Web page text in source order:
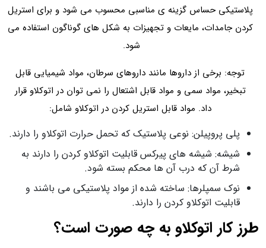
پلاستیکی حساس گزینه ی مناسبی محسوب می شود و برای استریل
کردن جامدات، مایعات و تجهیزات به شکل های گوناگون استفاده می
شود.
توجه: برخی از داروها مانند داروهای سرطان، مواد شیمیایی قابل
تبخیر، مواد سمی و مواد قابل اشتعال را نمی توان در اتوکلاو قرار
داد. مواد قابل استریل کردن در اتوکلاو شامل:
پلی پروپیلن: نوعی پلاستیک که تحمل حرارت اتوکلاو را دارند.
شیشه: شیشه های پیرکس قابلیت اتوکلاو کردن را دارند به
شرط آن که درب آن ها محکم بسته شود.
نوک سمپلرها: ساخته شده از مواد پلاستیکی می باشند و
قابلیت اتوکلاو کردن را دارند.
طرز کار اتوکلاو به چه صورت است؟